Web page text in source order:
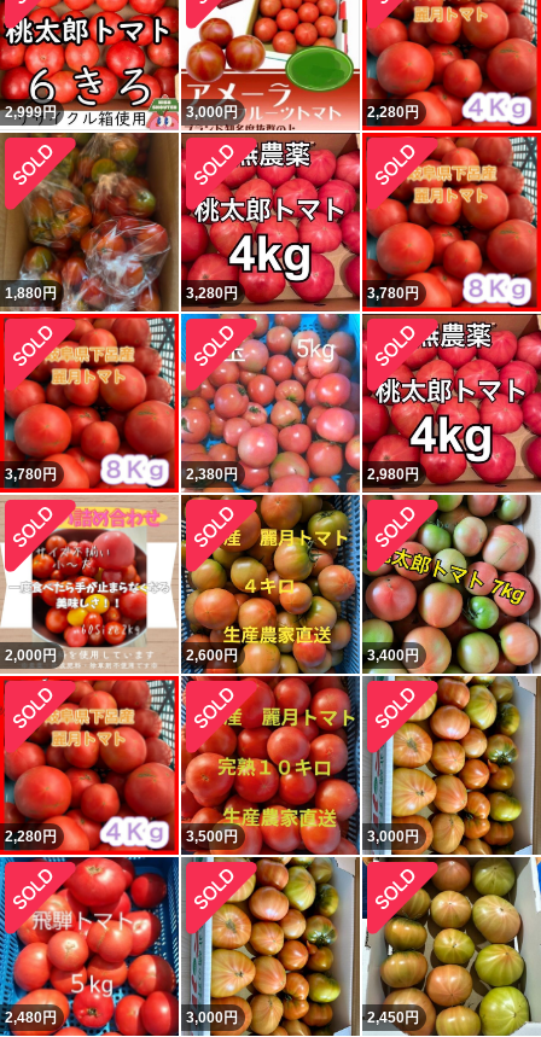
2,999円 3,000円 2,280円
1,880円 3,280円 3,780円
3,780円 2,380円 2,980円
2,000円 2,600円 3,400円
2,280円 3,500円 3,000円
2,480円 3,000円 2,450円